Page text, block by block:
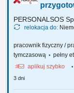
sprzętu stosowanego
PERSONALSOS
relokacja do:
pracownik fizyczny /
tymczasową
pełny
aplikuj szybko
3 dni